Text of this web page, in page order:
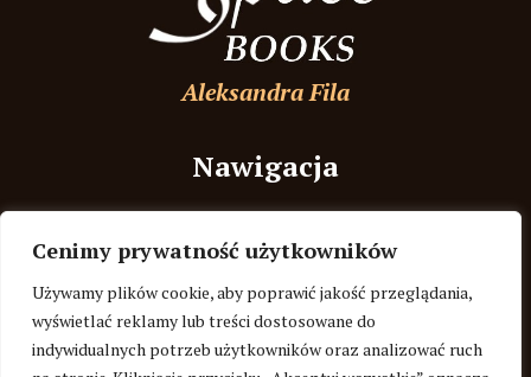
Cenimy prywatność użytkowników
Używamy plików cookie, aby poprawić jakość przeglądania,
wyświetlać reklamy lub treści dostosowane do
indywidualnych potrzeb użytkowników oraz analizować ruch
Aleksandra Fila
Nawigacja
Strona Główna
O autorce
Recenzje
Blog